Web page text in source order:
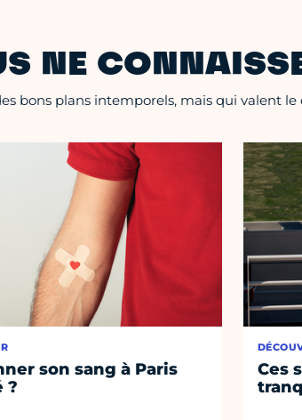
NE
bons plans intemporels, mais qui valent
son sang à Paris
?
Ces